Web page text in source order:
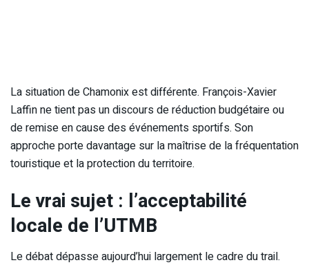
La situation de Chamonix est différente. François-Xavier
Laffin ne tient pas un discours de réduction budgétaire ou
de remise en cause des événements sportifs. Son
approche porte davantage sur la maîtrise de la fréquentation
touristique et la protection du territoire.
Le vrai sujet : l’acceptabilité
locale de l’UTMB
Le débat dépasse aujourd’hui largement le cadre du trail.